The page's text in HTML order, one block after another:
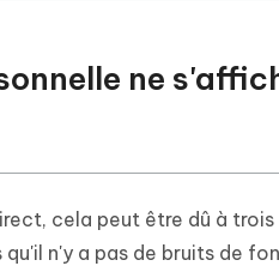
ne
cela peut être dû à
n'y a pas de bruits de